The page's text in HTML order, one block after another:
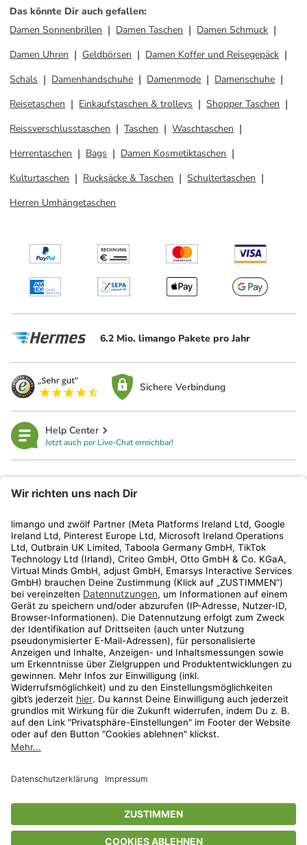
Das könnte Dir auch gefallen:
Damen Sonnenbrillen
Damen Taschen
Damen Schmuck
Damen Uhren
Geldbörsen
Damen Koffer und Reisegepäck
Schals
Damenhandschuhe Damenmode
Damenschuhe
Reisetaschen
Einkaufstaschen & trolleys
Shopper Taschen
Reissverschlusstaschen
Taschen
Waschtaschen
Herrentaschen
Bags
Damen Kosmetiktaschen
Kulturtaschen
Rucksäcke & Taschen
Schultertaschen
Herren Umhängetaschen
6.2 Mio. limango Pakete pro Jahr
Sichere Verbindung
Help Center
Jetzt auch per Live-Chat erreichbar!
Kundenservice
Shop
Aktionen
Travel
* Streichpreise entsprechen der unverbindlichen Preisempfehlung des
Herstellers. Prozentangaben beziehen sich auf den Streichpreis.